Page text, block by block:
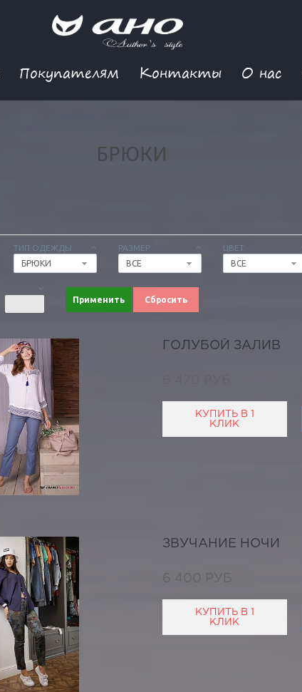
Покупателям Контакты О нас
БРЮКИ
ТИП ОДЕЖДЫ
БРЮКИ
РАЗМЕР
ВСЕ
ЦВЕТ
ВСЕ
Применить Сбросить
ГОЛУБОЙ ЗАЛИВ
КУПИТЬ В 1
КЛИК
ЗВУЧАНИЕ НОЧИ
6 400 РУБ
КУПИТЬ В 1
КЛИК